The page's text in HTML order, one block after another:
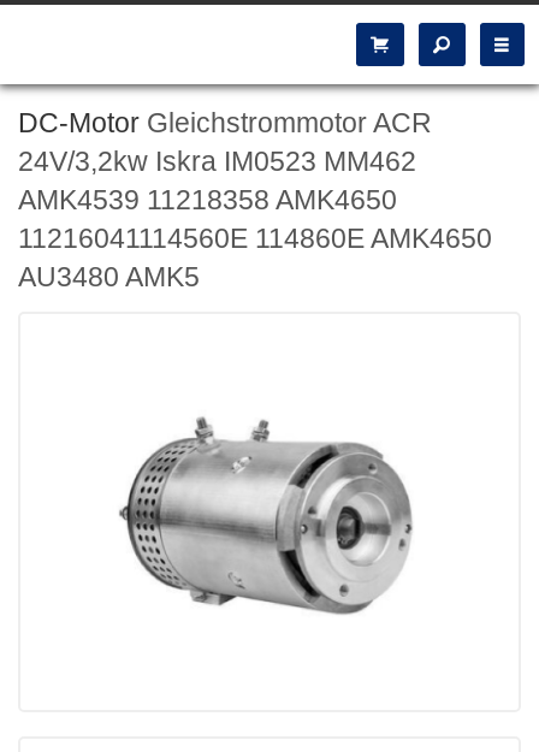
DC-Motor Gleichstrommotor ACR
24V/3,2kw Iskra IM0523 MM462
AMK4539 11218358 AMK4650
11216041114560E 114860E AMK4650
AU3480 AMK5